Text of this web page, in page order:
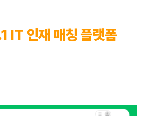
IT 인재 매칭 플랫폼